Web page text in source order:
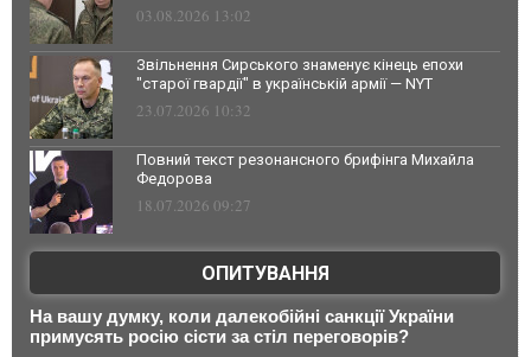
03.08.2026 13:02
Звільнення Сирського знаменує кінець епохи
"старої гвардії" в українській армії — NYT
23.07.2026 10:32
Повний текст резонансного брифінга Михайла
Федорова
18.07.2026 09:27
ОПИТУВАННЯ
На вашу думку, коли далекобійні санкції України
примусять росію сісти за стіл переговорів?